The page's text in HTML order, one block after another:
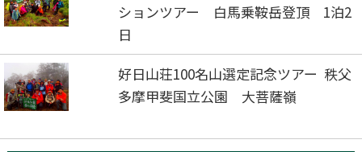
ションツアー 白馬乗鞍岳登頂 1泊2
日
好日山荘100名山選定記念ツアー 秩父
多摩甲斐国立公園 大菩薩嶺